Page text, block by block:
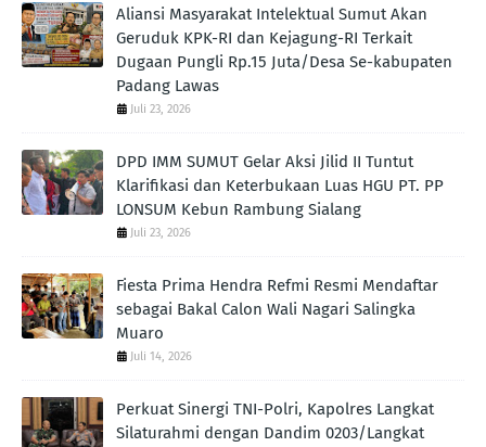
Aliansi Masyarakat Intelektual Sumut Akan
Geruduk KPK-RI dan Kejagung-RI Terkait
Dugaan Pungli Rp.15 Juta/Desa Se-kabupaten
Padang Lawas
Juli 23, 2026
DPD IMM SUMUT Gelar Aksi Jilid II Tuntut
Klarifikasi dan Keterbukaan Luas HGU PT. PP
LONSUM Kebun Rambung Sialang
Juli 23, 2026
Fiesta Prima Hendra Refmi Resmi Mendaftar
sebagai Bakal Calon Wali Nagari Salingka
Muaro
Juli 14, 2026
Perkuat Sinergi TNI-Polri, Kapolres Langkat
Silaturahmi dengan Dandim 0203/Langkat